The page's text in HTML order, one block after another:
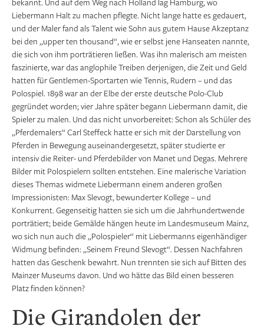
Liebermann Halt zu machen pflegte. Nicht lange hatte es gedauert,
und der Maler fand als Talent wie Sohn aus gutem Hause Akzeptanz
bei den „upper ten thousand“, wie er selbst jene Hanseaten nannte,
die sich von ihm porträtieren ließen. Was ihn malerisch am meisten
faszinierte, war das anglophile Treiben derjenigen, die Zeit und Geld
hatten für Gentlemen-Sportarten wie Tennis, Rudern – und das
Polospiel. 1898 war an der Elbe der erste deutsche Polo-Club
gegründet worden; vier Jahre später begann Liebermann damit, die
Spieler zu malen. Und das nicht unvorbereitet: Schon als Schüler des
„Pferdemalers“ Carl Steffeck hatte er sich mit der Darstellung von
Pferden in Bewegung auseinandergesetzt, später studierte er
intensiv die Reiter- und Pferdebilder von Manet und Degas. Mehrere
Bilder mit Polospielern sollten entstehen. Eine malerische Variation
dieses Themas widmete Liebermann einem anderen großen
Impressionisten: Max Slevogt, bewunderter Kollege – und
Konkurrent. Gegenseitig hatten sie sich um die Jahrhundertwende
porträtiert; beide Gemälde hängen heute im Landesmuseum Mainz,
wo sich nun auch die „Polospieler“ mit Liebermanns eigenhändiger
Widmung befinden: „Seinem Freund Slevogt“. Dessen Nachfahren
hatten das Geschenk bewahrt. Nun trennten sie sich auf Bitten des
Mainzer Museums davon. Und wo hätte das Bild einen besseren
Platz finden können?
Die Girandolen der